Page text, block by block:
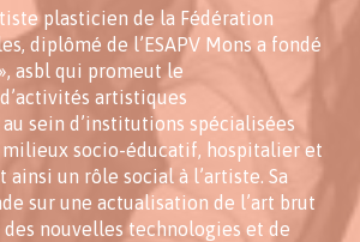
plasticien de la Fédération
diplômé de l’ESAPV Mons a fondé
asbl qui promeut le
artistiques
sein d’institutions spécialisées
milieux socio-éducatif, hospitalier et
ainsi un rôle social à l’artiste. Sa
sur une actualisation de l’art brut
nouvelles technologies et de